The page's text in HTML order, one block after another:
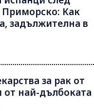
Приморско: Как
задължителна в
за рак от
най-дълбоката